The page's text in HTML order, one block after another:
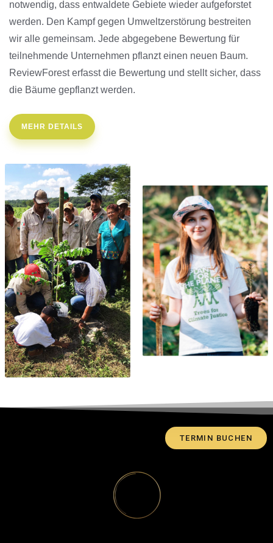
notwendig, dass entwaldete Gebiete wieder aufgeforstet
werden. Den Kampf gegen Umweltzerstörung bestreiten
wir alle gemeinsam. Jede abgegebene Bewertung für
teilnehmende Unternehmen pflanzt einen neuen Baum.
ReviewForest erfasst die Bewertung und stellt sicher, dass
die Bäume gepflanzt werden.
MEHR DETAILS
TERMIN BUCHEN